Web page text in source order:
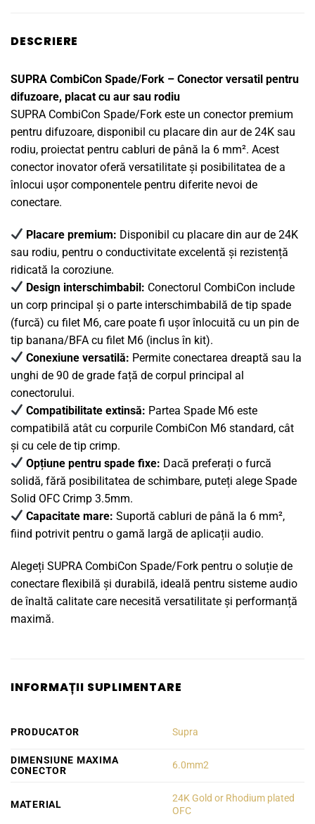
DESCRIERE
SUPRA CombiCon Spade/Fork – Conector versatil pentru
difuzoare, placat cu aur sau rodiu
SUPRA CombiCon Spade/Fork este un conector premium
pentru difuzoare, disponibil cu placare din aur de 24K sau
rodiu, proiectat pentru cabluri de până la 6 mm². Acest
conector inovator oferă versatilitate și posibilitatea de a
înlocui ușor componentele pentru diferite nevoi de
conectare.
Placare premium: Disponibil cu placare din aur de 24K
sau rodiu, pentru o conductivitate excelentă și rezistență
ridicată la coroziune.
Design interschimbabil: Conectorul CombiCon include
un corp principal și o parte interschimbabilă de tip spade
(furcă) cu filet M6, care poate fi ușor înlocuită cu un pin de
tip banana/BFA cu filet M6 (inclus în kit).
Conexiune versatilă: Permite conectarea dreaptă sau la
unghi de 90 de grade față de corpul principal al
conectorului.
Compatibilitate extinsă: Partea Spade M6 este
compatibilă atât cu corpurile CombiCon M6 standard, cât
și cu cele de tip crimp.
Opțiune pentru spade fixe: Dacă preferați o furcă
solidă, fără posibilitatea de schimbare, puteți alege Spade
Solid OFC Crimp 3.5mm.
Capacitate mare: Suportă cabluri de până la 6 mm²,
fiind potrivit pentru o gamă largă de aplicații audio.
Alegeți SUPRA CombiCon Spade/Fork pentru o soluție de
conectare flexibilă și durabilă, ideală pentru sisteme audio
de înaltă calitate care necesită versatilitate și performanță
maximă.
INFORMAȚII SUPLIMENTARE
PRODUCATOR Supra
DIMENSIUNE MAXIMA
CONECTOR
6.0mm2
MATERIAL
24K Gold or Rhodium plated
OFC